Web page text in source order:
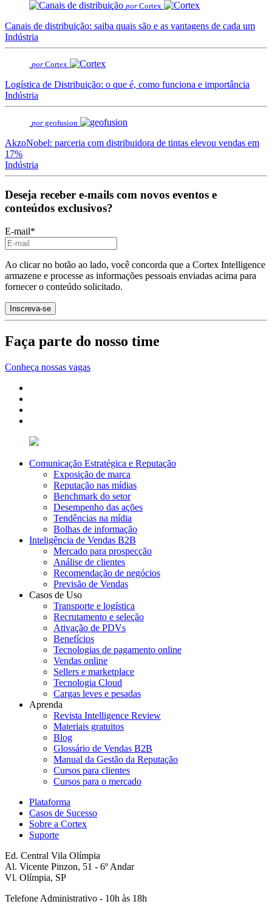
por Cortex
Canais de distribuição: saiba quais são e as vantagens de cada um
Indústria
por Cortex
Logística de Distribuição: o que é, como funciona e importância
Indústria
por geofusion
AkzoNobel: parceria com distribuidora de tintas elevou vendas em
17%
Indústria
Deseja receber e-mails com novos eventos e
conteúdos exclusivos?
E-mail*
Ao clicar no botão ao lado, você concorda que a Cortex Intelligence
armazene e processe as informações pessoais enviadas acima para
fornecer o conteúdo solicitado.
Faça parte do nosso time
Conheça nossas vagas
Comunicação Estratégica e Reputação
Exposição de marca
Reputação nas mídias
Benchmark do setor
Desempenho das ações
Tendências na mídia
Bolhas de informação
Inteligência de Vendas B2B
Mercado para prospecção
Análise de clientes
Recomendação de negócios
Previsão de Vendas
Casos de Uso
Transporte e logística
Recrutamento e seleção
Ativação de PDVs
Benefícios
Tecnologias de pagamento online
Vendas online
Sellers e marketplace
Tecnologia Cloud
Cargas leves e pesadas
Aprenda
Revista Intelligence Review
Materiais gratuitos
Blog
Glossário de Vendas B2B
Manual da Gestão da Reputação
Cursos para clientes
Cursos para o mercado
Plataforma
Casos de Sucesso
Sobre a Cortex
Suporte
Ed. Central Vila Olímpia
Al. Vicente Pinzon, 51 - 6º Andar
Vl. Olímpia, SP
Telefone Administrativo - 10h às 18h